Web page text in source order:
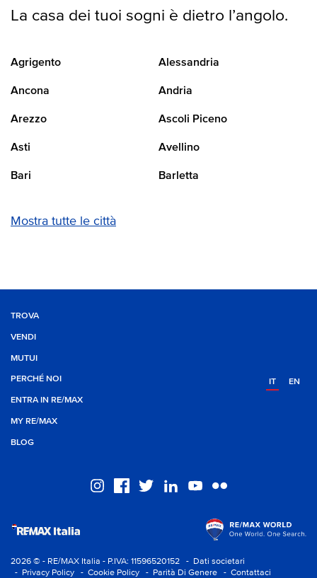
La casa dei tuoi sogni è dietro l’angolo.
Agrigento Alessandria
Ancona Andria
Arezzo Ascoli Piceno
Asti Avellino
Bari Barletta
Mostra tutte le città
TROVA
VENDI
MUTUI
PERCHÉ NOI
ENTRA IN RE/MAX
MY RE/MAX
BLOG
IT EN
2026 © - RE/MAX Italia - P.IVA: 11596520152
- Dati societari
- Privacy Policy
- Cookie Policy - Parità Di Genere - Contattaci